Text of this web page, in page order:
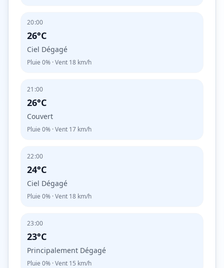
20:00
26°C
Ciel Dégagé
Pluie 0% · Vent 18 km/h
21:00
26°C
Couvert
Pluie 0% · Vent 17 km/h
22:00
24°C
Ciel Dégagé
Pluie 0% · Vent 18 km/h
23:00
23°C
Principalement Dégagé
Pluie 0% · Vent 15 km/h